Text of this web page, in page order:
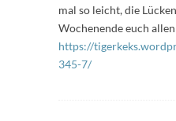
mal so leicht, die
Wochenende euch
https://
345-7/